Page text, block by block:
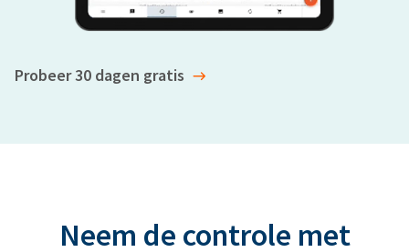
Probeer 30 dagen gratis
Neem de controle met